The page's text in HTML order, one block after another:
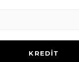
KREDİT